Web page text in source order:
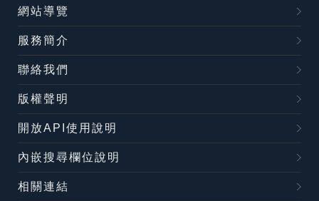
網站導覽
服務簡介
聯絡我們
版權聲明
開放API使用說明
內嵌搜尋欄位說明
相關連結